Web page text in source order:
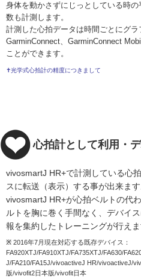
身体を動かさずにじっとしている時の
数も計測します。
計測した心拍データは時間ごとにグラ
GarminConnect、GarminConnect
ことができます。
✝光学式心拍計の精度につきまして
心拍計として利用・
vivosmartJ HR+で計測している心
スに転送（表示）する事が出来ます
vivosmartJ HR+が心拍ベルトの代
ルトを胸に巻く手間なく、デバイ
報を集約したトレーニングが行えま
※ 2016年7月現在対応する既存デバイス：
FA920XTJ/FA910XTJ/FA735XTJ/FA630/
J/FA210/FA15J/vivoactiveJ HR/vivoactiveJ/
版/vivofit2日本版/vivofit日本